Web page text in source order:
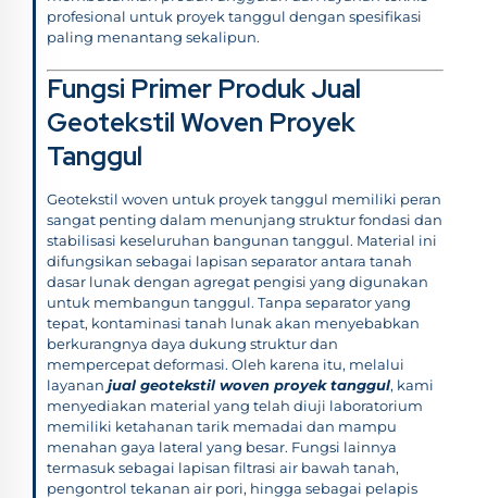
profesional untuk proyek tanggul dengan spesifikasi
paling menantang sekalipun.
Fungsi Primer Produk Jual
Geotekstil Woven Proyek
Tanggul
Geotekstil woven untuk proyek tanggul memiliki peran
sangat penting dalam menunjang struktur fondasi dan
stabilisasi keseluruhan bangunan tanggul. Material ini
difungsikan sebagai lapisan separator antara tanah
dasar lunak dengan agregat pengisi yang digunakan
untuk membangun tanggul. Tanpa separator yang
tepat, kontaminasi tanah lunak akan menyebabkan
berkurangnya daya dukung struktur dan
mempercepat deformasi. Oleh karena itu, melalui
layanan jual geotekstil woven proyek tanggul, kami
menyediakan material yang telah diuji laboratorium
memiliki ketahanan tarik memadai dan mampu
menahan gaya lateral yang besar. Fungsi lainnya
termasuk sebagai lapisan filtrasi air bawah tanah,
pengontrol tekanan air pori, hingga sebagai pelapis